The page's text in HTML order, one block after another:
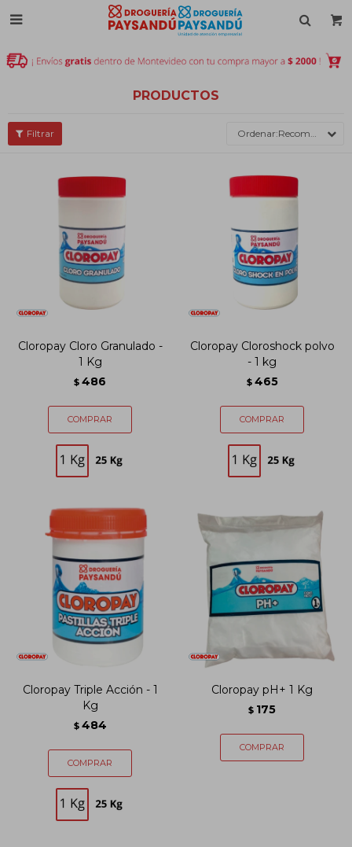

PRODUCTOS
Recomendados
Cloropay Cloro Granulado -
1 Kg
$ 486
Cloropay Cloroshock polvo
- 1 kg
$ 465
Cloropay Triple Acción - 1
Kg
$ 484
Cloropay pH+ 1 Kg
$ 175